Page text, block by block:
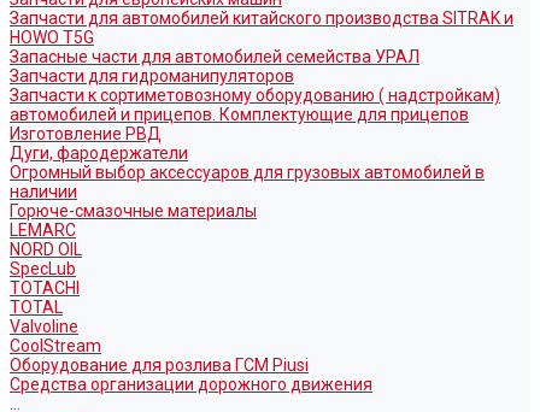
Запчасти для автомобилей китайского производства SITRAK и
HOWO T5G
Запасные части для автомобилей семейства УРАЛ
Запчасти для гидроманипуляторов
Запчасти к сортиметовозному оборудованию ( надстройкам)
автомобилей и прицепов. Комплектующие для прицепов
Изготовление РВД
Дуги, фародержатели
Огромный выбор аксессуаров для грузовых автомобилей в
наличии
Горюче-смазочные материалы
LEMARC
NORD OIL
SpecLub
TOTACHI
TOTAL
Valvoline
CoolStream
Оборудование для розлива ГСМ Piusi
Средства организации дорожного движения